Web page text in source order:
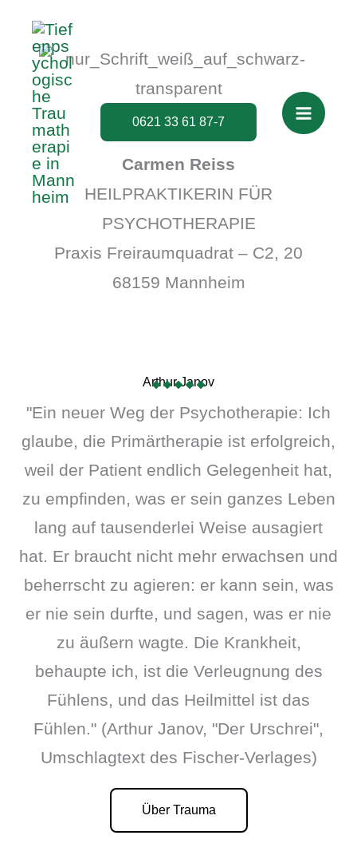
Inhalt
springen
0621 33 61 87-7
Carmen Reiss
HEILPRAKTIKERIN FÜR
PSYCHOTHERAPIE
Praxis Freiraumquadrat – C2, 20
68159 Mannheim
Arthur Janov
"Ein neuer Weg der Psychotherapie: Ich
glaube, die Primärtherapie ist erfolgreich,
weil der Patient endlich Gelegenheit hat,
zu empfinden, was er sein ganzes Leben
lang auf tausenderlei Weise ausagiert
hat. Er braucht nicht mehr erwachsen und
beherrscht zu agieren: er kann sein, was
er nie sein durfte, und sagen, was er nie
zu äußern wagte. Die Krankheit,
behaupte ich, ist die Verleugnung des
Fühlens, und das Heilmittel ist das
Fühlen." (Arthur Janov, "Der Urschrei",
Umschlagtext des Fischer-Verlages)
Über Trauma